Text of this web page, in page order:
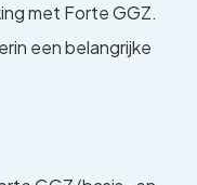
met Forte GGZ.
een belangrijke